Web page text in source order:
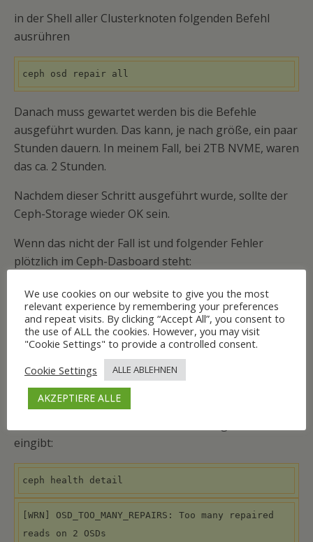
in der Shell aller Clusterknoten folgenden Befehl
ausrühren
ceph osd repair all
Danach muss gewartet werden bis die Befehle
ausgeführt wurden. Das kann, je nach größe, ein paar
Stunden dauern. In meinem Fall, bei 2TB NVME, waren
das ca. 2 Stunden.
Nachdem dieser Schritt ausgeführt wurde, sollte der
Ceph-Storage wieder OK sein.
Wenn das nicht der Fall ist und folgender Fehler
plötzlich im Ceph-Dasboard steht:
eingibt:
ceph health detail
[WRN] OSD_TOO_MANY_REPAIRS: Too many repaired
reads on 2 OSDs
We use cookies on our website to give you the most
relevant experience by remembering your preferences
and repeat visits. By clicking “Accept All”, you consent to
the use of ALL the cookies. However, you may visit
"Cookie Settings" to provide a controlled consent.
Cookie Settings
ALLE ABLEHNEN
AKZEPTIERE ALLE